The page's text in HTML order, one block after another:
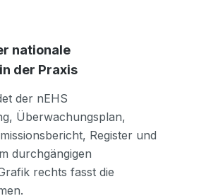
nationale
der Praxis
der nEHS
Überwachungsplan,
Register und
durchgängigen
rechts fasst die